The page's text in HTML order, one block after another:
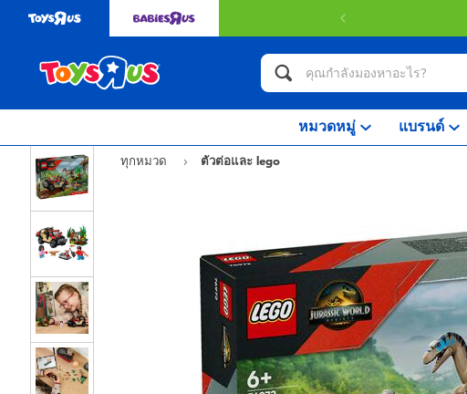
หมวดหมู่ แบรนด์
ทุกหมวด ตัวต่อและ lego